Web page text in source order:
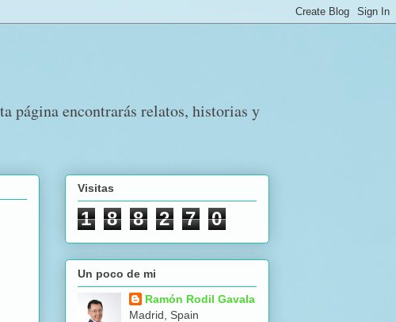
página encontrarás relatos, historias y
Visitas
1 8 8 2 7 0
Un poco de mi
Ramón Rodil Gavala
Madrid, Spain